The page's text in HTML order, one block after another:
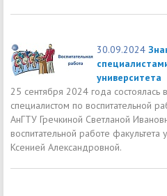
30.09.2024
университета
25 сентября 2024 года состоялась
специалистом по воспитательной
АнГТУ Гречкиной Светланой
воспитательной работе
Ксенией Александровной.